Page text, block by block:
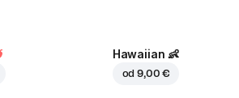
Hawaiian 👶
od9,00 €